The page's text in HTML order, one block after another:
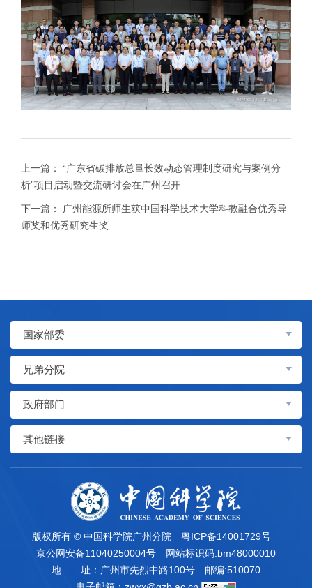
上一篇：
“广东省碳排放总量长效动态管理制度研究与案例分
析”项目启动暨交流研讨会在广州召开
下一篇：
广州能源所师生获中国科学技术大学科教融合优秀导
师奖和优秀研究生奖
国家部委
兄弟分院
政府部门
其他链接
版权所有 © 中国科学院广州分院
粤ICP备14001729号
京公网安备11040250004号
网站标识码:bm48000010
地 址：广州市先烈中路100号
邮编:510070